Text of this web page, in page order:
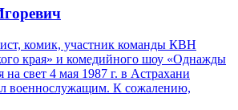
комик, участник команды КВН
края» и комедийного шоу «Однажды
на свет 4 мая 1987 г. в Астрахани
военнослужащим. К сожалению,